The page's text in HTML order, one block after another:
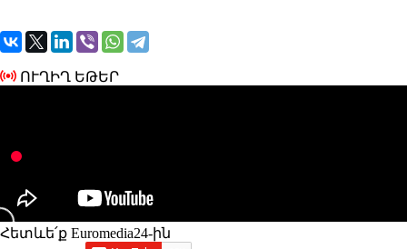
ՈՒՂԻՂ ԵԹԵՐ
Հետևե՛ք Euromedia24-ին